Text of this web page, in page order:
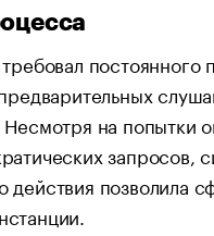
постоянного
на попытки
запросов,
действия позволила